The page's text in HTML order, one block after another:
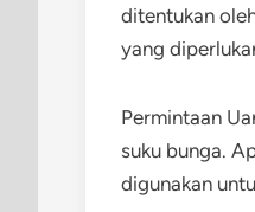
ditentukan
yang
Permintaan
suku bunga.
digunakan